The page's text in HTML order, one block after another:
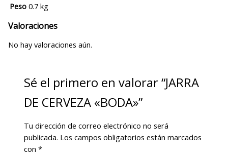
Peso 0.7 kg
Valoraciones
No hay valoraciones aún.
Sé el primero en valorar “JARRA
DE CERVEZA «BODA»”
Tu dirección de correo electrónico no será
publicada. Los campos obligatorios están marcados
con*